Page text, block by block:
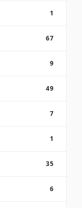
1
67
9
49
7
1
35
6